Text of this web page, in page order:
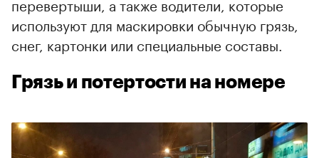
используют для маскировки обычную грязь,
снег, картонки или специальные составы.
Грязь и потертости на номере